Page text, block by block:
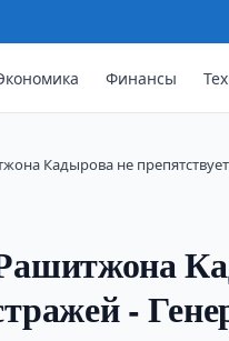
Финансы
Кадырова не
-